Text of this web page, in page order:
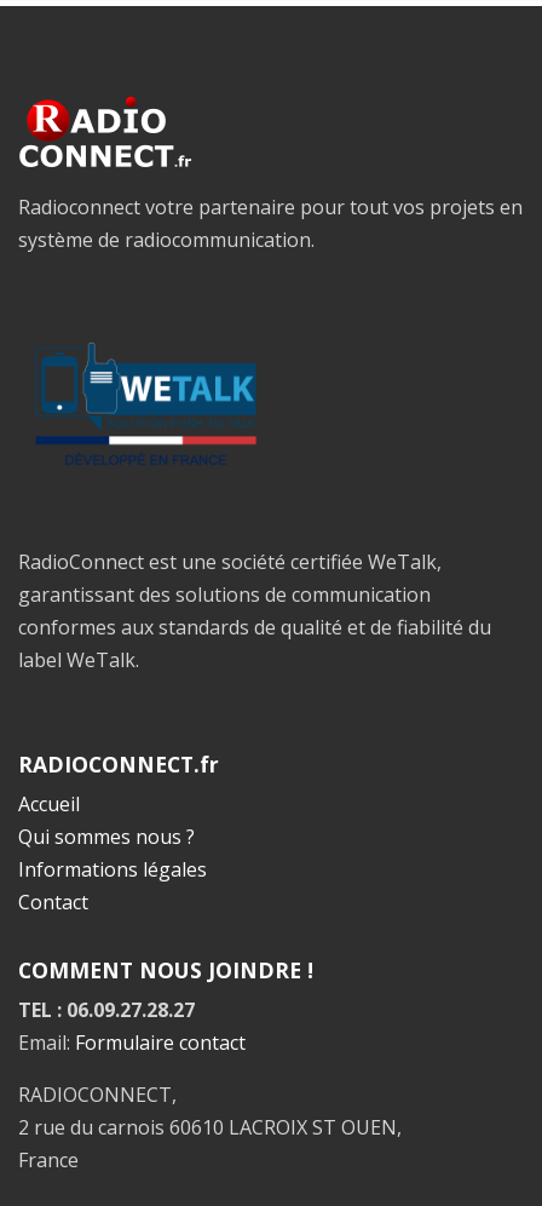
Radioconnect votre partenaire pour tout vos projets en
système de radiocommunication.
RadioConnect est une société certifiée WeTalk,
garantissant des solutions de communication
conformes aux standards de qualité et de fiabilité du
label WeTalk.
RADIOCONNECT.fr
Accueil
Qui sommes nous ?
Informations légales
Contact
COMMENT NOUS JOINDRE !
TEL : 06.09.27.28.27
Email: Formulaire contact
RADIOCONNECT,
2 rue du carnois 60610 LACROIX ST OUEN,
France